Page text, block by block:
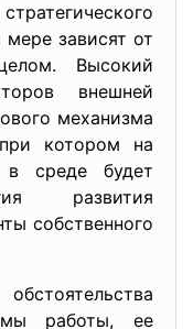
мере зависят от
Высокий
внешней
механизма
котором на
в среде будет
развития
собственного
работы, ее